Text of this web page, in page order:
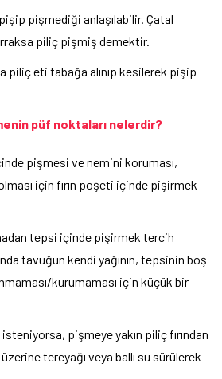
pişmediği anlaşılabilir. Çatal
piliç pişmiş demektir.
piliç eti tabağa alınıp kesilerek pişip
püf noktaları nelerdir?
pişmesi ve nemini koruması,
için fırın poşeti içinde pişirmek
tepsi içinde pişirmek tercih
tavuğun kendi yağının, tepsinin boş
kurumaması için küçük bir
pişmeye yakın piliç fırından
üzerine tereyağı veya ballı su sürülerek